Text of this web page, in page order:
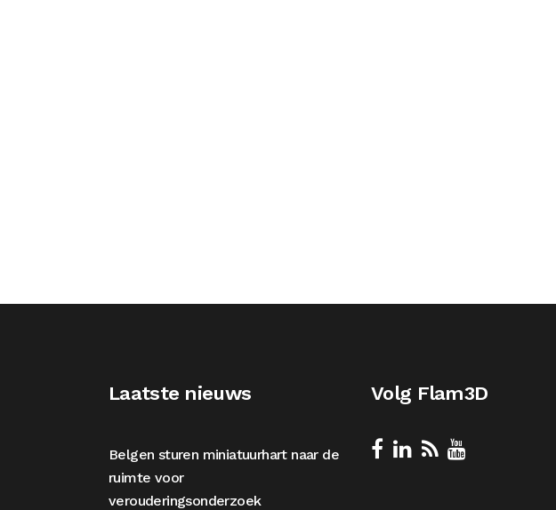
Laatste nieuws
Belgen sturen miniatuurhart naar de
ruimte voor
verouderingsonderzoek
Volg Flam3D